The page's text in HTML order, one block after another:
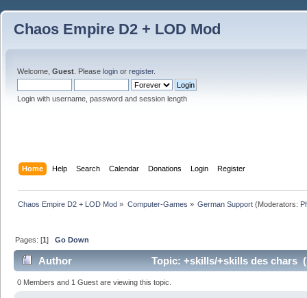
Chaos Empire D2 + LOD Mod
Welcome, Guest . Please login or register.
Login with username, password and session length
Home Help Search Calendar Donations Login Register
Chaos Empire D2 + LOD Mod » Computer-Games » German Support(Moderators:
Pages: [1]Go Down
Author Topic: +skills/+skills des chars
0 Members and 1 Guest are viewing this topic.